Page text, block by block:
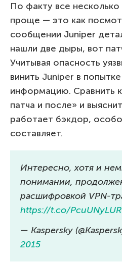
По факту все
проще — это как
сообщении Juniper
нашли две дыры, вот
Учитывая опасность
винить Juniper в
информацию. Сравнить
патча и после» и
работает бэкдор,
составляет.
Интересно, хотя и
понимании,
расшифровкой VPN-
https://t.co/
— Kaspersky
2015